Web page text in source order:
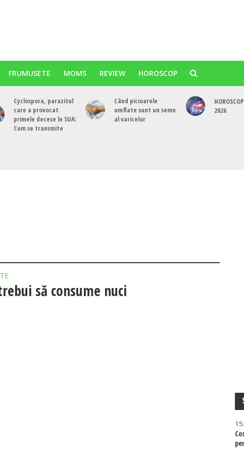
FRUMUSETE MOMS REVIEW HOROSCOP
Cyclospora, parazitul
care a provocat
primele decese în SUA:
Cum se transmite
Când picioarele
umflate sunt un semn
al varicelor
2026
să consume nuci